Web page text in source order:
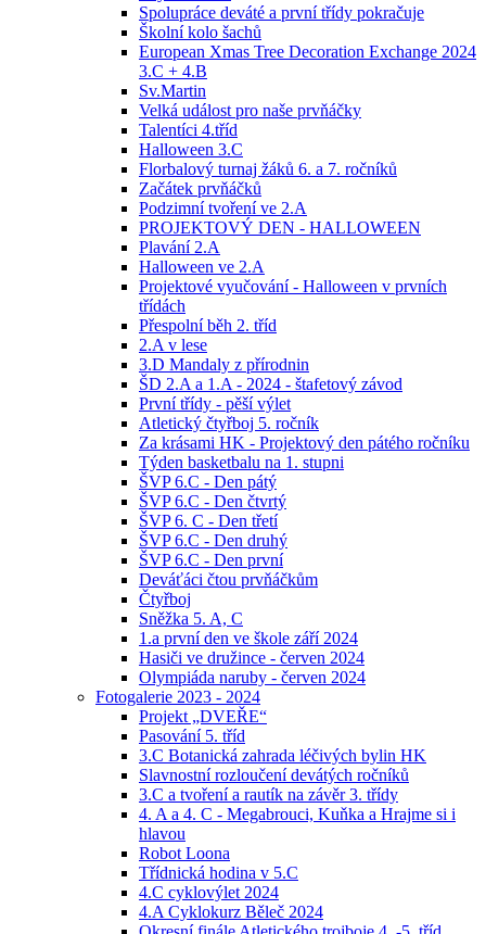
Spolupráce deváté a první třídy pokračuje
Školní kolo šachů
European Xmas Tree Decoration Exchange 2024
3.C + 4.B
Sv.Martin
Velká událost pro naše prvňáčky
Talentíci 4.tříd
Halloween 3.C
Florbalový turnaj žáků 6. a 7. ročníků
Začátek prvňáčků
Podzimní tvoření ve 2.A
PROJEKTOVÝ DEN - HALLOWEEN
Plavání 2.A
Halloween ve 2.A
Projektové vyučování - Halloween v prvních
třídách
Přespolní běh 2. tříd
2.A v lese
3.D Mandaly z přírodnin
ŠD 2.A a 1.A - 2024 - štafetový závod
První třídy - pěší výlet
Atletický čtyřboj 5. ročník
Za krásami HK - Projektový den pátého ročníku
Týden basketbalu na 1. stupni
ŠVP 6.C - Den pátý
ŠVP 6.C - Den čtvrtý
ŠVP 6. C - Den třetí
ŠVP 6.C - Den druhý
ŠVP 6.C - Den první
Deváťáci čtou prvňáčkům
Čtyřboj
Sněžka 5. A, C
1.a první den ve škole září 2024
Hasiči ve družince - červen 2024
Olympiáda naruby - červen 2024
Fotogalerie 2023 - 2024
Projekt „DVEŘE“
Pasování 5. tříd
3.C Botanická zahrada léčivých bylin HK
Slavnostní rozloučení devátých ročníků
3.C a tvoření a rautík na závěr 3. třídy
4. A a 4. C - Megabrouci, Kuňka a Hrajme si i
hlavou
Robot Loona
Třídnická hodina v 5.C
4.C cyklovýlet 2024
4.A Cyklokurz Běleč 2024